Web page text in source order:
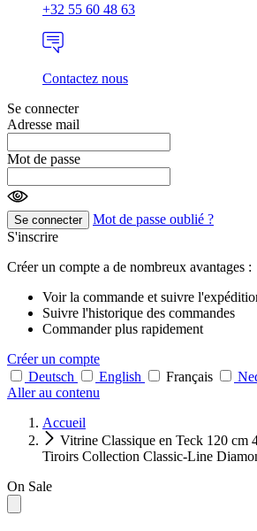
+32 55 60 48 63
Contactez nous
Se connecter
Adresse mail
Mot de passe
Se connecter
Mot de passe oublié ?
S'inscrire
Créer un compte a de nombreux avantages :
Voir la commande et suivre
Suivre l'historique des commandes
Commander plus rapidement
Créer un compte
Deutsch
English Français
Aller au contenu
Accueil
Vitrine Classique en Teck 120 cm
Tiroirs Collection Classic-Line
On Sale